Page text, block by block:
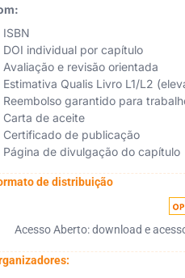
ISBN
DOI individual por capítulo
Avaliação e revisão orientada
Estimativa Qualis Livro L1/L2
Reembolso garantido para
Carta de aceite
Certificado de publicação
Página de divulgação do capítulo
de distribuição
Acesso Aberto: download e